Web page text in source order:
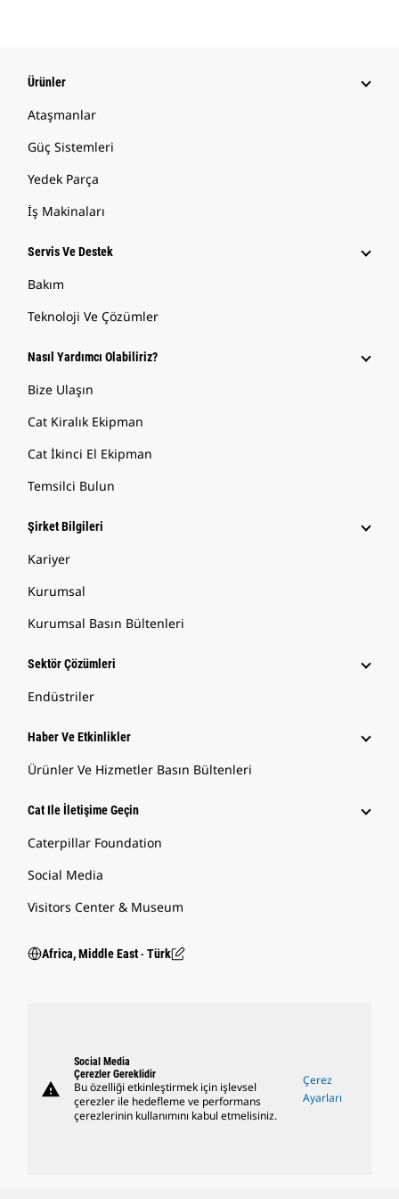
Ürünler
Ataşmanlar
Güç Sistemleri
Yedek Parça
İş Makinaları
Servis Ve Destek
Bakım
Teknoloji Ve Çözümler
Nasıl Yardımcı Olabiliriz?
Bize Ulaşın
Cat Kiralık Ekipman
Cat İkinci El Ekipman
Temsilci Bulun
Şirket Bilgileri
Kariyer
Kurumsal
Kurumsal Basın Bültenleri
Sektör Çözümleri
Endüstriler
Haber Ve Etkinlikler
Ürünler Ve Hizmetler Basın Bültenleri
Cat Ile İletişime Geçin
Caterpillar Foundation
Social Media
Visitors Center & Museum
Africa, Middle East ‧ Türk
warning
Social Media
Çerezler Gereklidir
Bu özelliği etkinleştirmek için işlevsel
çerezler ile hedefleme ve performans
çerezlerinin kullanımını kabul etmelisiniz.
Çerez
Ayarları